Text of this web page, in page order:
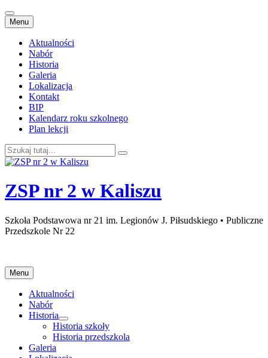
Menu Przejdź
do
treści
Aktualności
Nabór
Historia
Galeria
Lokalizacja
Kontakt
BIP
Kalendarz roku szkolnego
Plan lekcji
Szukaj:
ZSP nr 2 w Kaliszu
Szkoła Podstawowa nr 21 im. Legionów J. Piłsudskiego • Publiczne
Przedszkole Nr 22
Menu Przejdź
do
treści
Aktualności
Nabór
Historia
rozwiń
menu
potomne
Historia szkoły
Historia przedszkola
Galeria